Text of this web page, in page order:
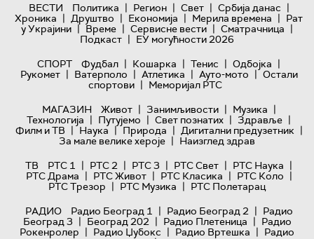
ВЕСТИ Политика | Регион | Свет | Србија данас |
Хроника | Друштво | Економија | Мерила времена | Рат
у Украјини | Време | Сервисне вести | Сматрачница |
Подкаст | ЕУ могућности 2026
СПОРТ
Фудбал | Кошарка | Тенис | Одбојка |
Рукомет | Ватерполо | Атлетика | Ауто-мото | Остали
спортови | Меморијал РТС
МАГАЗИН
Живот | Занимљивости | Музика |
Технологијa | Путујемо | Свет познатих | Здравље |
Филм и ТВ | Наука | Природа | Дигитални предузетник |
За мале велике хероје | Наизглед здрав
ТВ
РТС 1 | РТС 2 | РТС 3 | РТС Свет | РТС Наука |
РТС Драма | РТС Живот | РТС Класика | РТС Коло |
РТС Трезор | РТС Музика | РТС Полетарац
РАДИО
Радио Београд 1 | Радио Београд 2 | Радио
Београд 3 | Београд 202 | Радио Плетеница | Радио
Рокенролер | Радио Џубокс | Радио Вртешка | Радио